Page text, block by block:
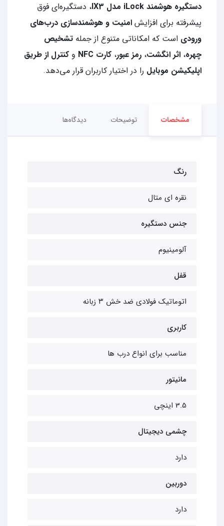
دستگیره هوشمند iLock مدل IX3
، دستگیره‌ای فوق
پیشرفته برای افزایش امنیت و هوشمندسازی درب‌های
ورودی است که امکاناتی متنوع از جمله تشخیص
چهره، اثر انگشت، رمز عبور، کارت NFC و کنترل از طریق
اپلیکیشن موبایل را در اختیار کاربران قرار می‌دهد.
مشخصات توضیحات دیدگاه‌ها
رنگ
نقره ای متال
جنس دستگیره
آلومینیوم
قفل
اتوماتیک فولادی ضد خش ۳ زبانه
کاربری
مناسب برای انواع درب ها
مانیتور
3.5 اینچی
چشمی دیجیتال
دارد
دوربین
دارد